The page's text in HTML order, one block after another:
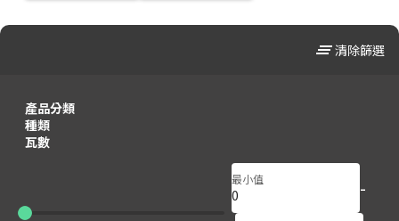
clear_all清除篩選
產品分類
種類
瓦數
最小值 -